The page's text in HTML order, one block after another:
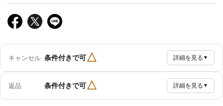
キャンセル 条件付きで可△ 詳細を見る ▼
返品 条件付きで可△ 詳細を見る ▼